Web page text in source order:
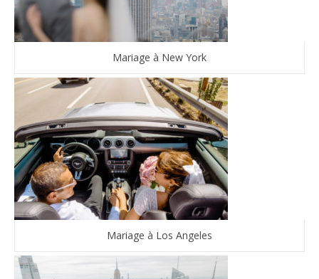
Mariage à New York
Mariage à Los Angeles